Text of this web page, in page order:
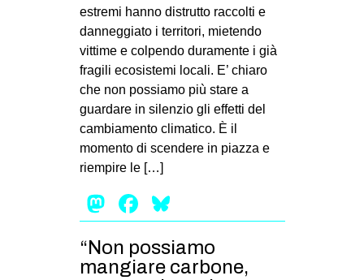
estremi hanno distrutto raccolti e
danneggiato i territori, mietendo
vittime e colpendo duramente i già
fragili ecosistemi locali. E’ chiaro
che non possiamo più stare a
guardare in silenzio gli effetti del
cambiamento climatico. È il
momento di scendere in piazza e
riempire le […]
Mastodon
Facebook
“Non possiamo
mangiare carbone,